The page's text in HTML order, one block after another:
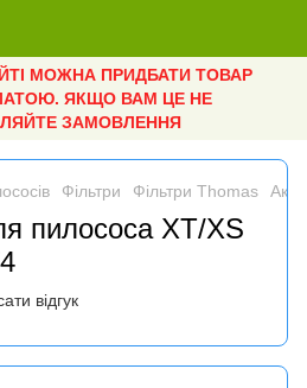
МОЖНА ПРИДБАТИ ТОВАР
ЯКЩО ВАМ ЦЕ НЕ
ЗАМОВЛЕННЯ
Фільтри Фільтри Thomas
пилососа XT/XS
відгук